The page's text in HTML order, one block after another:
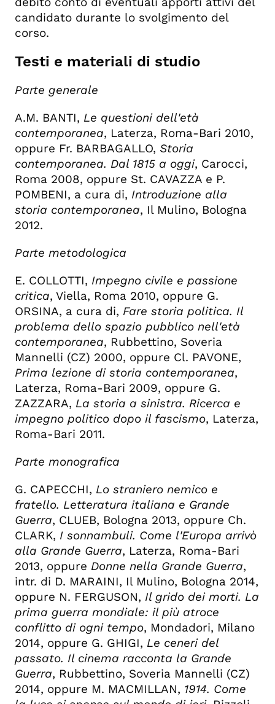
candidato durante lo svolgimento del
corso.
Testi e materiali di studio
Parte generale
A.M. BANTI, Le questioni dell'età
contemporanea, Laterza, Roma-Bari 2010,
oppure Fr. BARBAGALLO, Storia
contemporanea. Dal 1815 a oggi, Carocci,
Roma 2008, oppure St. CAVAZZA e P.
POMBENI, a cura di, Introduzione alla
storia contemporanea, Il Mulino, Bologna
2012.
Parte metodologica
E. COLLOTTI, Impegno civile e passione
critica, Viella, Roma 2010, oppure G.
ORSINA, a cura di, Fare storia politica. Il
problema dello spazio pubblico nell'età
contemporanea, Rubbettino, Soveria
Mannelli (CZ) 2000, oppure Cl. PAVONE,
Prima lezione di storia contemporanea,
Laterza, Roma-Bari 2009, oppure G.
ZAZZARA, La storia a sinistra. Ricerca e
impegno politico dopo il fascismo, Laterza,
Roma-Bari 2011.
Parte monografica
G. CAPECCHI, Lo straniero nemico e
fratello. Letteratura italiana e Grande
Guerra, CLUEB, Bologna 2013, oppure Ch.
CLARK, I sonnambuli. Come l'Europa arrivò
alla Grande Guerra, Laterza, Roma-Bari
2013, oppure Donne nella Grande Guerra,
intr. di D. MARAINI, Il Mulino, Bologna 2014,
oppure N. FERGUSON, Il grido dei morti. La
prima guerra mondiale: il più atroce
conflitto di ogni tempo, Mondadori, Milano
2014, oppure G. GHIGI, Le ceneri del
passato. Il cinema racconta la Grande
Guerra, Rubbettino, Soveria Mannelli (CZ)
2014, oppure M. MACMILLAN, 1914. Come